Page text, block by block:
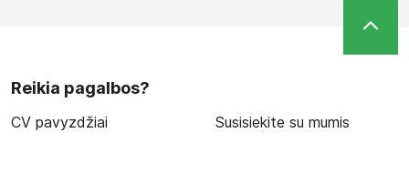
Reikia pagalbos?
CV pavyzdžiai Susisiekite su mumis